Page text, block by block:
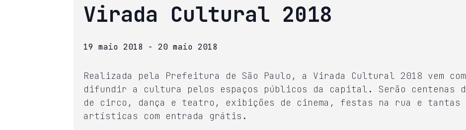
Virada Cultural 2018
19 maio 2018 - 20 maio 2018
Realizada pela Prefeitura de São Paulo, a Virada Cultural 2018 vem
difundir a cultura pelos espaços públicos da capital. Serão centenas
de circo, dança e teatro, exibições de cinema, festas na rua e tantas
artísticas com entrada grátis.